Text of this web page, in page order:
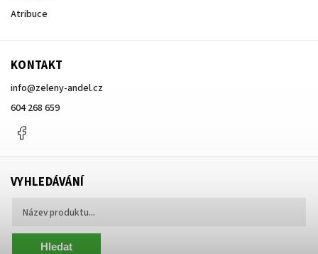
Atribuce
KONTAKT
info@zeleny-andel.cz
604 268 659
VYHLEDÁVÁNÍ
Hledat